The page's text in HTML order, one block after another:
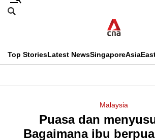
Skip
menu
Search
CNAR
Top StoriesLatest NewsSingaporeAsia
Menu
Malaysia
Puasa dan
Bagaimana ibu
This
longer